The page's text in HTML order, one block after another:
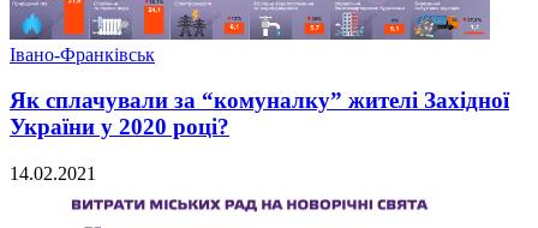
Івано-Франківськ
Як сплачували за “комуналку” жителі Західної
України у 2020 році?
14.02.2021